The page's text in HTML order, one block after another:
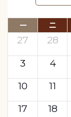
一 二
27 28
3
4
10
11
17
18